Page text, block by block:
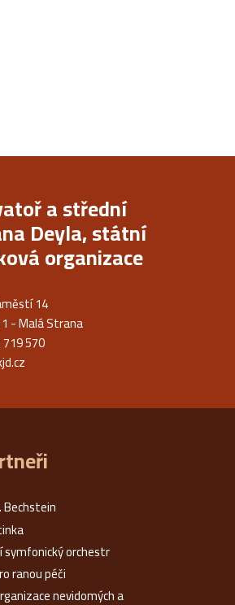
a střední
Deyla, státní
organizace
14
- Malá Strana
570
symfonický orchestr
ranou péči
nevidomých a